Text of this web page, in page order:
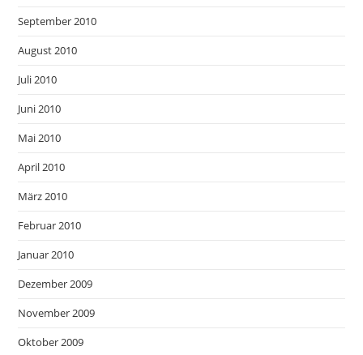
September 2010
August 2010
Juli 2010
Juni 2010
Mai 2010
April 2010
März 2010
Februar 2010
Januar 2010
Dezember 2009
November 2009
Oktober 2009